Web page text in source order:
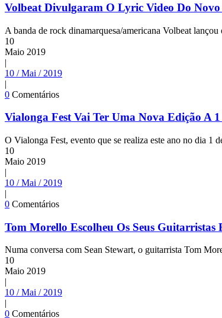
Volbeat Divulgaram O Lyric Video Do Novo
A banda de rock dinamarquesa/americana Volbeat
10
Maio 2019
|
10 / Mai / 2019
|
0 Comentários
Vialonga Fest Vai Ter Uma Nova Edição A
O Vialonga Fest, evento que se realiza este ano no dia 1
10
Maio 2019
|
10 / Mai / 2019
|
0 Comentários
Tom Morello Escolheu Os Seus Guitarristas
Numa conversa com Sean Stewart, o guitarrista Tom
10
Maio 2019
|
10 / Mai / 2019
|
0 Comentários